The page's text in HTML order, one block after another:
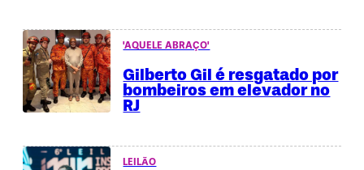
'AQUELE ABRAÇO'
Gilberto Gil é resgatado por
bombeiros em elevador no
RJ
LEILÃO